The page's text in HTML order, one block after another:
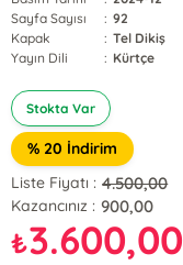
Sayfa Sayısı
: 92
Kapak
: Tel Dikiş
Yayın Dili
: Kürtçe
Stokta Var
% 20 İndirim
Liste Fiyatı : 4.500,00
Kazancınız : 900,00
₺3.600,00